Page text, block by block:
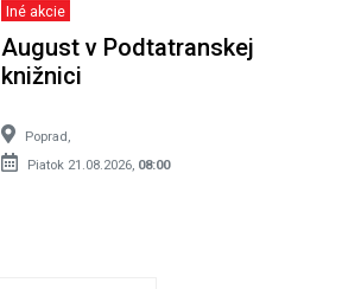
Iné akcie
August v Podtatranskej
knižnici
Poprad,
Piatok 21.08.2026, 08:00